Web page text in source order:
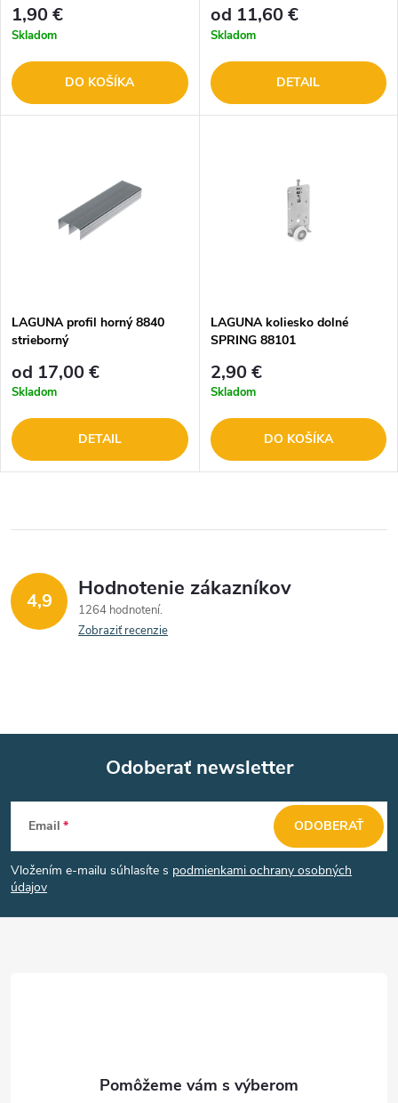
1,90 €
Skladom
DO KOŠÍKA
od 11,60 €
Skladom
DETAIL
LAGUNA profil horný 8840
strieborný
od 17,00 €
Skladom
DETAIL
LAGUNA koliesko dolné
SPRING 88101
2,90 €
Skladom
DO KOŠÍKA
4,9 Hodnotenie zákazníkov
1264 hodnotení
Zobraziť recenzie
Z
á
p
Odoberať newsletter
Email
Vložením e-mailu súhlasíte s podmienkami ochrany osobných
údajov
ODOBERAŤ